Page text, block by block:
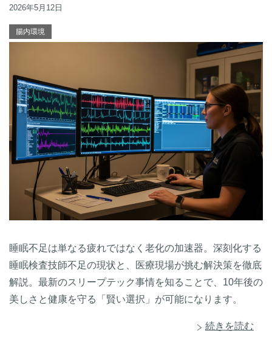
2026年5月12日
腸内環境
睡眠不足は単なる疲れではなく老化の加速器。深刻化する
睡眠検査技師不足の現状と、医療現場が挑む解決策を徹底
解説。最新のスリープテック事情を知ることで、10年後の
美しさと健康を守る「賢い選択」が可能になります。
続きを読む